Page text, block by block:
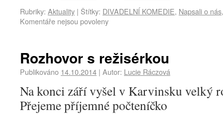
Rubriky: Aktuality | Štítky: DIVADELNÍ KOMEDIE, Napsali o nás
Komentáře nejsou povoleny
Rozhovor s režisérkou
Publikováno 14.10.2014 | Autor: Lucie Ráczová
Na konci září vyšel v Karvinsku velký
Přejeme příjemné počteníčko